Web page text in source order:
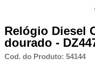
Relógio Diesel
dourado -
Cod. do Produto: 54144